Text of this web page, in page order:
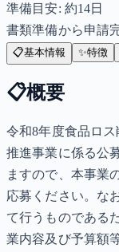
準備目安: 約14日
書類準備から申請
📋基本情報 ✨特徴
📋概要
令和8年度食品ロ
推進事業に係る公
ますので、本事業
応募ください。な
て行うものである
業内容及び予算額